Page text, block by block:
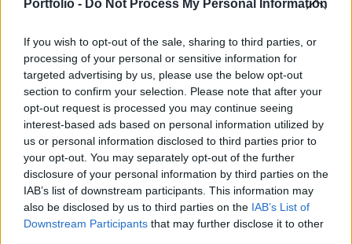
Portfolio - Do Not Process My Personal Information
If you wish to opt-out of the sale, sharing to third parties, or
processing of your personal or sensitive information for
targeted advertising by us, please use the below opt-out
section to confirm your selection. Please note that after your
opt-out request is processed you may continue seeing
interest-based ads based on personal information utilized by
us or personal information disclosed to third parties prior to
your opt-out. You may separately opt-out of the further
disclosure of your personal information by third parties on the
IAB’s list of downstream participants. This information may
also be disclosed by us to third parties on the IAB’s List of
Downstream Participants that may further disclose it to other
A legjelentősebb projektet a román fővárosban,
Bukarestben valósítja meg a spanyol fejlesztő egy
nagyszabású lakóingatlan-beruházás formájában. A cég
850 millió eurós befektetéssel mintegy 12,000 lakást épít
Bukarest északkeleti, Stefanesti de Jos negyedében,
összesen 640,118 négyzetméteren. A további fejlesztések a
Bukaresttől 300 kilométerre lévő, 210,000 lakosú...
KEDVES OLVASÓNK!